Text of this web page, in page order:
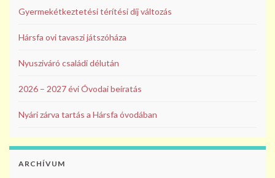
Gyermekétkeztetési térítési díj változás
Hársfa ovi tavaszi játszóháza
Nyusziváró családi délután
2026 – 2027 évi Óvodai beíratás
Nyári zárva tartás a Hársfa óvodában
ARCHÍVUM